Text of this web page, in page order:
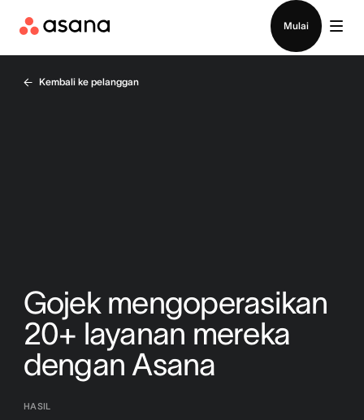
Mulai
Kembali ke pelanggan
Gojek mengoperasikan
20+ layanan mereka
dengan Asana
HASIL